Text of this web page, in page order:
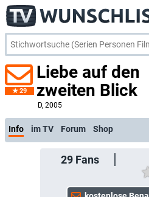
29
Liebe auf den
zweiten Blick
D, 2005
Info im TV Forum Shop
29Fans